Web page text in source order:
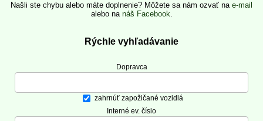
Našli ste chybu alebo máte doplnenie? Môžete sa nám ozvať na e-mail
alebo na náš Facebook.
Rýchle vyhľadávanie
Dopravca
zahrnúť zapožičané vozidlá
Interné ev. číslo